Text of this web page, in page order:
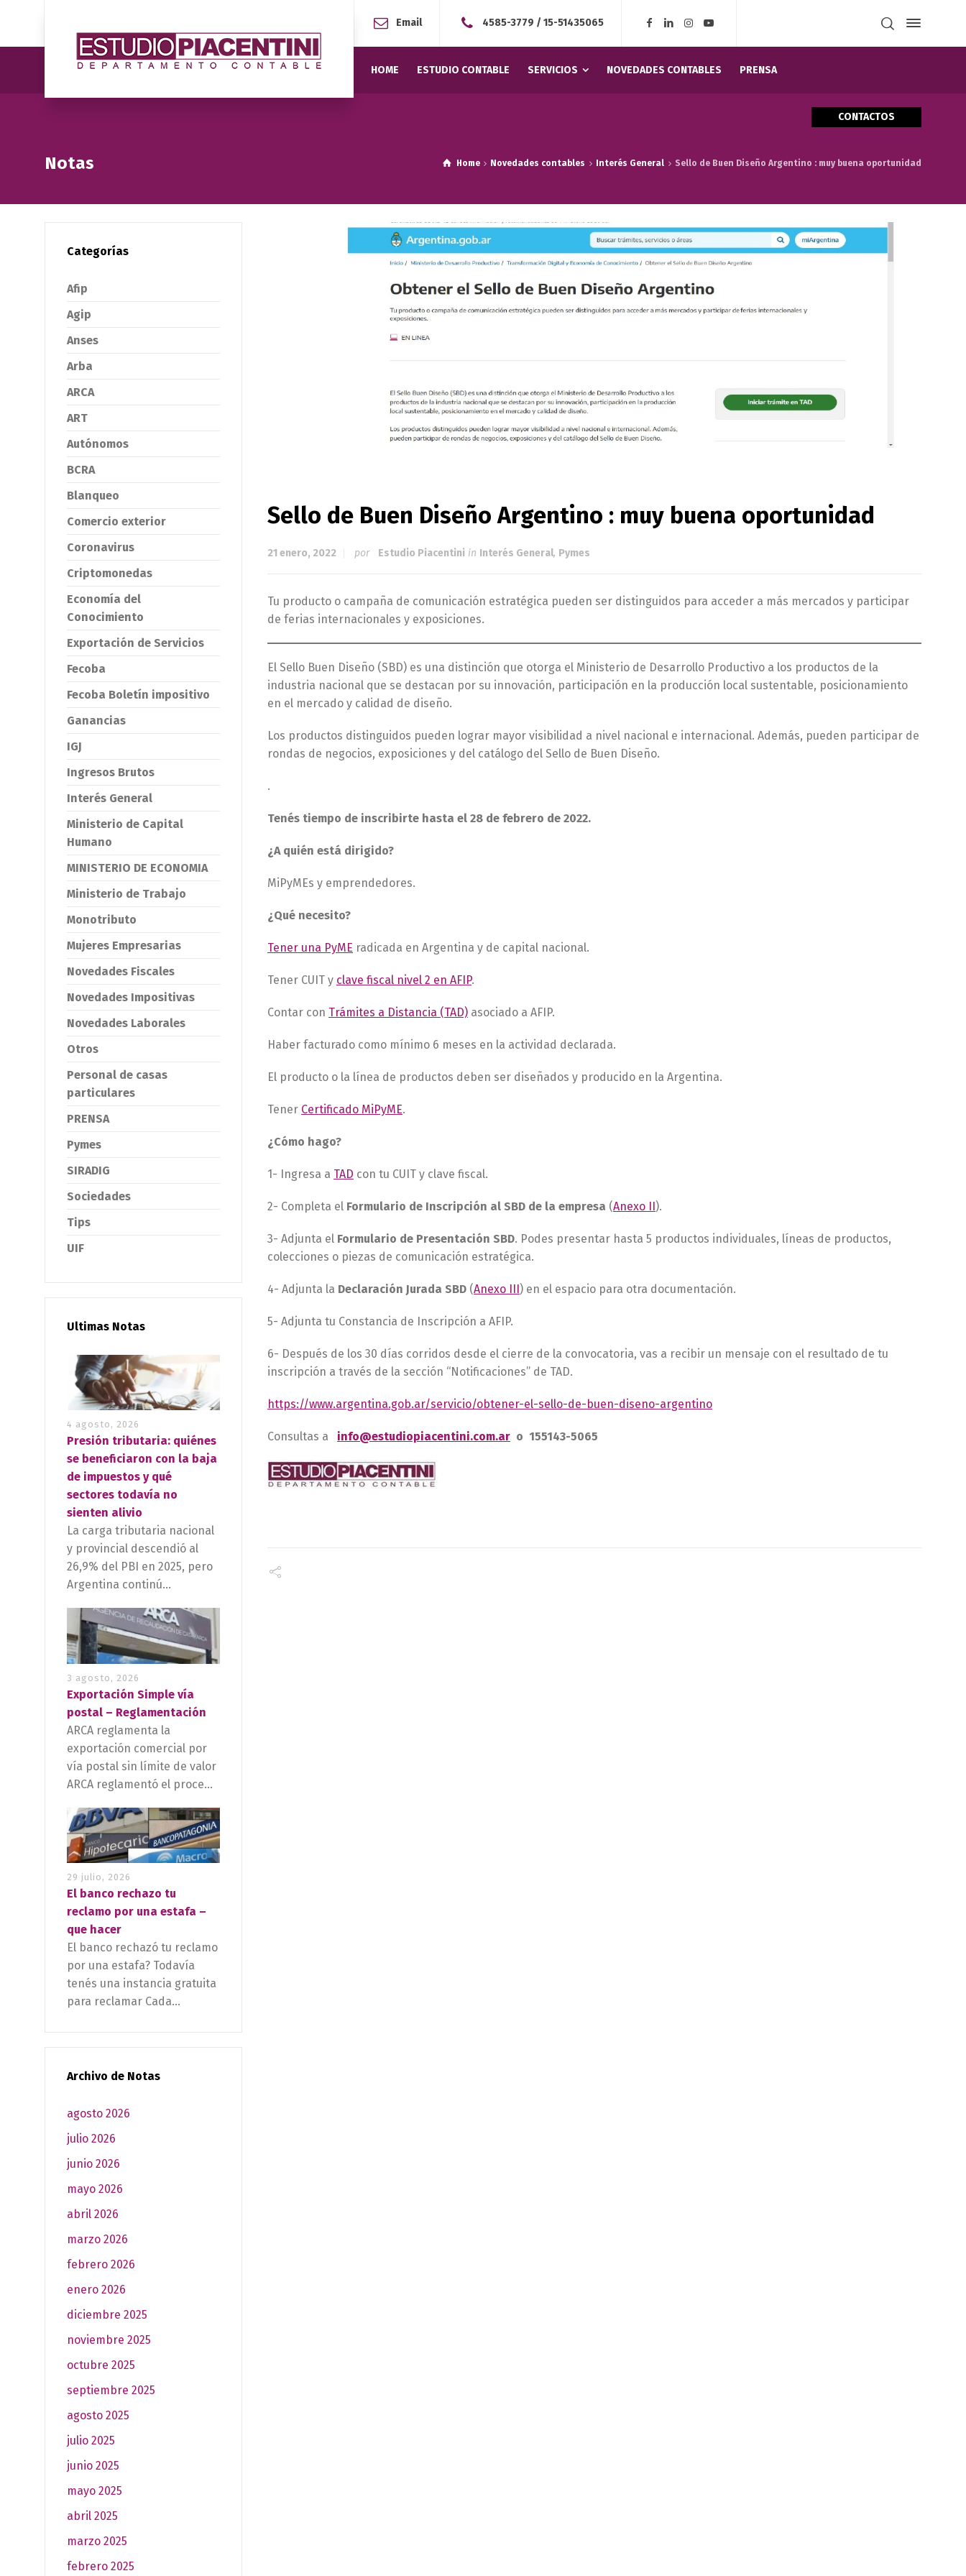
Email 4585-3779 /15-51435065
HOME ESTUDIO CONTABLE SERVICIOS NOVEDADES CONTABLES PRENSA
CONTACTOS
Notas Home Novedades contables Interés General Sello de Buen Diseño Argentino : muy buena oportunidad
Sello de Buen Diseño Argentino : muy buena oportunidad
21 enero, 2022 por Estudio Piacentini in Interés General, Pymes
Tu producto o campaña de comunicación estratégica pueden ser distinguidos para acceder a más mercados y participar
de ferias internacionales y exposiciones.
El Sello Buen Diseño (SBD) es una distinción que otorga el Ministerio de Desarrollo Productivo a los productos de la
industria nacional que se destacan por su innovación, participación en la producción local sustentable, posicionamiento
en el mercado y calidad de diseño.
Los productos distinguidos pueden lograr mayor visibilidad a nivel nacional e internacional. Además, pueden participar de
rondas de negocios, exposiciones y del catálogo del Sello de Buen Diseño.
.
Tenés tiempo de inscribirte hasta el 28 de febrero de 2022.
¿A quién está dirigido?
MiPyMEs y emprendedores.
¿Qué necesito?
Tener una PyME radicada en Argentina y de capital nacional.
Tener CUIT y clave fiscal nivel 2 en AFIP.
Contar con Trámites a Distancia (TAD) asociado a AFIP.
Haber facturado como mínimo 6 meses en la actividad declarada.
El producto o la línea de productos deben ser diseñados y producido en la Argentina.
Tener Certificado MiPyME.
¿Cómo hago?
1- Ingresa a TAD con tu CUIT y clave fiscal.
2- Completa el Formulario de Inscripción al SBD de la empresa (Anexo II).
3- Adjunta el Formulario de Presentación SBD. Podes presentar hasta 5 productos individuales, líneas de productos,
colecciones o piezas de comunicación estratégica.
4- Adjunta la Declaración Jurada SBD (Anexo III) en el espacio para otra documentación.
5- Adjunta tu Constancia de Inscripción a AFIP.
6- Después de los 30 días corridos desde el cierre de la convocatoria, vas a recibir un mensaje con el resultado de tu
inscripción a través de la sección “Notificaciones” de TAD.
https://www.argentina.gob.ar/servicio/obtener-el-sello-de-buen-diseno-argentino
Consultas a info@estudiopiacentini.com.ar o 155143-5065
Categorías
Afip
Agip
Anses
Arba
ARCA
ART
Autónomos
BCRA
Blanqueo
Comercio exterior
Coronavirus
Criptomonedas
Economía del
Conocimiento
Exportación de Servicios
Fecoba
Fecoba Boletín impositivo
Ganancias
IGJ
Ingresos Brutos
Interés General
Ministerio de Capital
Humano
MINISTERIO DE ECONOMIA
Ministerio de Trabajo
Monotributo
Mujeres Empresarias
Novedades Fiscales
Novedades Impositivas
Novedades Laborales
Otros
Personal de casas
particulares
PRENSA
Pymes
SIRADIG
Sociedades
Tips
UIF
Ultimas Notas
4 agosto, 2026
Presión tributaria: quiénes
se beneficiaron con la baja
de impuestos y qué
sectores todavía no
sienten alivio
La carga tributaria nacional
y provincial descendió al
26,9% del PBI en 2025, pero
Argentina continú...
3 agosto, 2026
Exportación Simple vía
postal – Reglamentación
ARCA reglamenta la
exportación comercial por
vía postal sin límite de valor
ARCA reglamentó el proce...
29 julio, 2026
El banco rechazo tu
reclamo por una estafa –
que hacer
El banco rechazó tu reclamo
por una estafa? Todavía
tenés una instancia gratuita
para reclamar Cada...
Archivo de Notas
agosto 2026
julio 2026
junio 2026
mayo 2026
abril 2026
marzo 2026
febrero 2026
enero 2026
diciembre 2025
noviembre 2025
octubre 2025
septiembre 2025
agosto 2025
julio 2025
junio 2025
mayo 2025
abril 2025
marzo 2025
febrero 2025